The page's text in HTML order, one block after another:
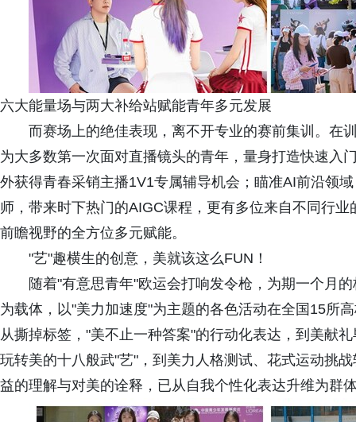
六大能量场与两大补给站赋能青年多元发展
而赛场上的绝佳表现，离不开专业的赛前集训。在
为大多数第一次面对直播镜头的青年，量身打造快速入
外获得青春采销主播1V1专属辅导机会；瞄准AI前沿领
师，带来时下热门的AIGC课程，更有多位来自不同行
前瞻视野的全方位多元赋能。
"艺"趣横生的创意，美就该这么FUN！
随着"有意思青年"欧运会打响发令枪，为期一个月
为载体，以"美力加速度"为主题的各色活动在全国15所
从撕掉标签，"美不止一种答案"的行动化表达，到美献
玩转美的十八般武"艺"，到美力人格测试、花式运动挑
益的理解与对美的诠释，已从自我个性化表达升维为群